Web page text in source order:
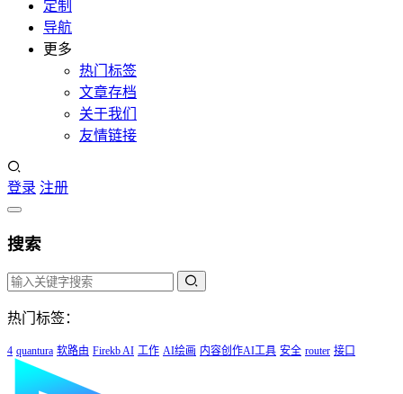
定制
导航
更多
热门标签
文章存档
关于我们
友情链接
登录 注册
搜索
热门标签：
4 quantura 软路由 Firekb AI 工作 AI绘画 内容创作AI工具 安全 router 接口